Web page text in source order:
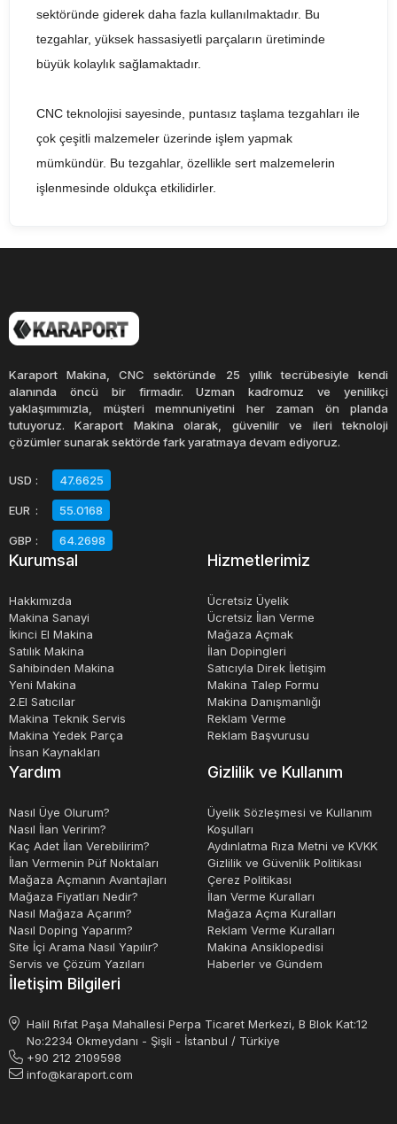
sektöründe giderek daha fazla kullanılmaktadır. Bu
tezgahlar, yüksek hassasiyetli parçaların üretiminde
büyük kolaylık sağlamaktadır.
CNC teknolojisi sayesinde, puntasız taşlama tezgahları ile
çok çeşitli malzemeler üzerinde işlem yapmak
mümkündür. Bu tezgahlar, özellikle sert malzemelerin
işlenmesinde oldukça etkilidirler.
çalışmasına izin verir, böylece işçi müdahalesi minimum
seviyeye indirgenir.
CNC puntasız taşlama tezgahları, üretim sektöründe
önemli bir yere sahip olmakta ve sürekli gelişen teknolojisi
ile gelecekte de bu önemli rolünü koruyacak gibi
Karaport Makina, CNC sektöründe 25 yıllık tecrübesiyle kendi
alanında öncü bir firmadır. Uzman kadromuz ve yenilikçi
yaklaşımımızla, müşteri memnuniyetini her zaman ön planda
tutuyoruz. Karaport Makina olarak, güvenilir ve ileri teknoloji
çözümler sunarak sektörde fark yaratmaya devam ediyoruz.
USD : 47.6625
EUR : 55.0168
GBP : 64.2698
Kurumsal
Hakkımızda
Makina Sanayi
İkinci El Makina
Satılık Makina
Sahibinden Makina
Yeni Makina
2.El Satıcılar
Makina Teknik Servis
Makina Yedek Parça
İnsan Kaynakları
Hizmetlerimiz
Ücretsiz Üyelik
Ücretsiz İlan Verme
Mağaza Açmak
İlan Dopingleri
Satıcıyla Direk İletişim
Makina Talep Formu
Makina Danışmanlığı
Reklam Verme
Reklam Başvurusu
Yardım
Nasıl Üye Olurum?
Nasıl İlan Veririm?
Kaç Adet İlan Verebilirim?
İlan Vermenin Püf Noktaları
Mağaza Açmanın Avantajları
Mağaza Fiyatları Nedir?
Nasıl Mağaza Açarım?
Nasıl Doping Yaparım?
Site İçi Arama Nasıl Yapılır?
Servis ve Çözüm Yazıları
Gizlilik ve Kullanım
Üyelik Sözleşmesi ve Kullanım
Koşulları
Aydınlatma Rıza Metni ve KVKK
Gizlilik ve Güvenlik Politikası
Çerez Politikası
İlan Verme Kuralları
Mağaza Açma Kuralları
Reklam Verme Kuralları
Makina Ansiklopedisi
Haberler ve Gündem
İletişim Bilgileri
Halil Rıfat Paşa Mahallesi Perpa Ticaret Merkezi, B Blok Kat:12
No:2234 Okmeydanı - Şişli - İstanbul / Türkiye
+90 212 2109598
info@karaport.com